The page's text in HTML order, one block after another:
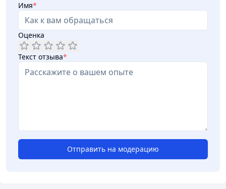
Имя*
Оценка
Текст отзыва*
Отправить на модерацию